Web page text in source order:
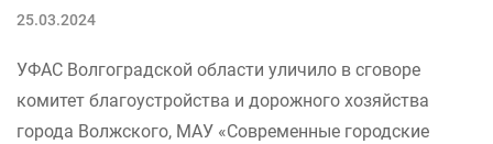
25.03.2024
УФАС Волгоградской области уличило в сговоре
комитет благоустройства и дорожного хозяйства
города Волжского, МАУ «Современные городские